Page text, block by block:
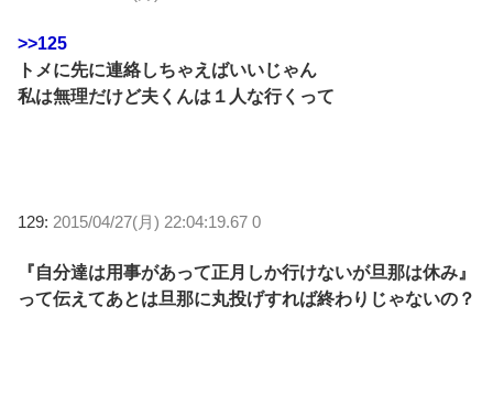
>>125
トメに先に連絡しちゃえばいいじゃん
私は無理だけど夫くんは１人な行くって
129: 2015/04/27(月) 22:04:19.67 0
『自分達は用事があって正月しか行けないが旦那は休み』
って伝えてあとは旦那に丸投げすれば終わりじゃないの？